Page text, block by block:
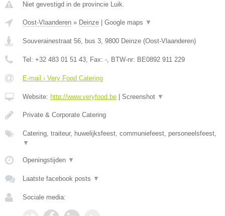
Niet gevestigd in de provincie Luik.
Oost-Vlaanderen » Deinze Google maps ▼
Souverainestraat 56, bus 3, 9800 Deinze (Oost-Vlaanderen)
Tel: +32 483 01 51 43, Fax: -, BTW-nr: BE0892 911 229
E-mail › Very Food Catering
Website: http://www.veryfood.be Screenshot ▼
Private & Corporate Catering
Catering, traiteur, huwelijksfeest, communiefeest, personeelsfeest,
▼
Openingstijden ▼
Laatste facebook posts ▼
Sociale media: